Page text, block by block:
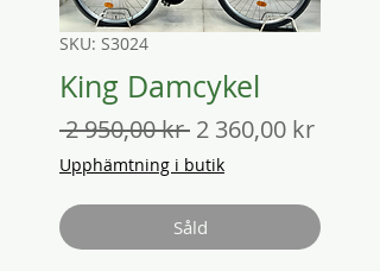
SKU: S3024
King Damcykel
2 950,00 kr Ordinarie
pris
2 360,00 krReapris
Upphämtning i butik
Såld